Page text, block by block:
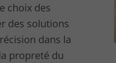
choix des
des solutions
dans la
propreté du